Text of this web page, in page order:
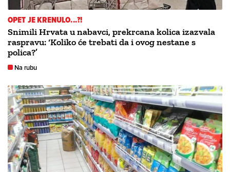
OPET JE KRENULO...?!
Snimili Hrvata u nabavci, prekrcana kolica izazvala
raspravu: ‘Koliko će trebati da i ovog nestane s
polica?’
Na rubu